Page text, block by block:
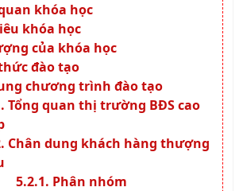
khóa học
khóa học
của khóa học
đào tạo
chương trình đào tạo
Tổng quan thị trường BĐS cao
Chân dung khách hàng thượng
Phân nhóm